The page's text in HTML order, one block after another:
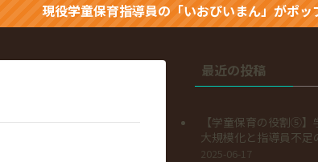
現役学童保育指導員の「いおぴいまん」がポップで
最近の投稿
【学童保育の役割⑤
大規模化と指導員不足
2025-06-17